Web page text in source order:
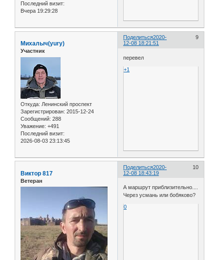
Последний визит:
Вчера 19:29:28
Поделиться 9
2020-
12-08 18:21:51
Михалыч(yury)
Участник
Откуда: Ленинский проспект
Зарегистрирован: 2015-12-24
Сообщений: 288
Уважение: +491
Последний визит:
2026-08-03 23:13:45
перевел
+1
Поделиться 10
2020-
12-08 18:43:19
Виктор 817
Ветеран
А маршрут приблизительно....
Через усмань или бобяково?
0